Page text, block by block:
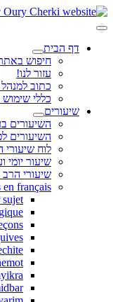
דף הבית
חיפוש
עזור לנו!
כתוב
כללי
שיעורים
השיעורים
השיעורים
לוח שיעורי
שיעור יומי
שיעורי הרב
en français
sujet